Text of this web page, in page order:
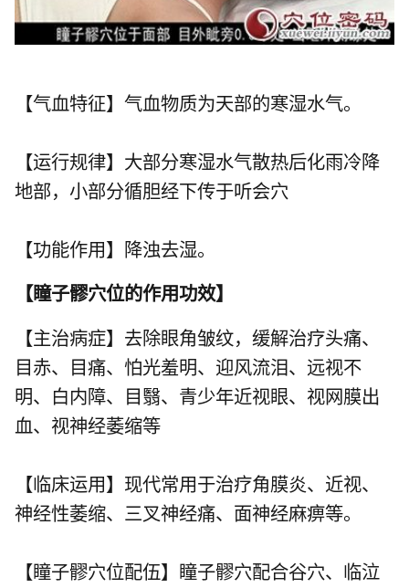
【气血特征】气血物质为天部的寒湿水气。
【运行规律】大部分寒湿水气散热后化雨冷降
地部，小部分循胆经下传于听会穴
【功能作用】降浊去湿。
【瞳子髎穴位的作用功效】
【主治病症】去除眼角皱纹，缓解治疗头痛、
目赤、目痛、怕光羞明、迎风流泪、远视不
明、白内障、目翳、青少年近视眼、视网膜出
血、视神经萎缩等
【临床运用】现代常用于治疗角膜炎、近视、
神经性萎缩、三叉神经痛、面神经麻痹等。
【瞳子髎穴位配伍】瞳子髎穴配合谷穴、临泣